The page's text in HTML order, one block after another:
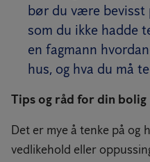
bør du være bevisst
som du ikke hadde
en fagmann
hus, og hva du må
Tips og råd for din bolig
Det er mye å tenke på og
vedlikehold eller